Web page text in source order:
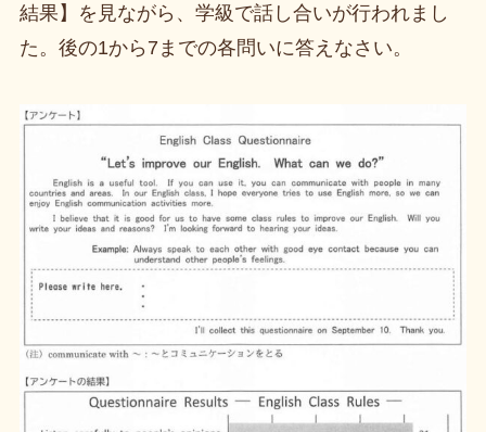
結果】を見ながら、学級で話し合いが行われまし
た。後の1から7までの各問いに答えなさい。